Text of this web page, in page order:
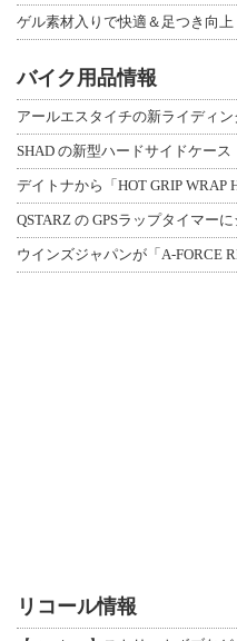
バイク用品情報
SHAD の新型ハードサイドケース
デイトナから「HOT GRIP
QSTARZ の GPSラップタイマー
ウインズジャパンが「A-FORCE
リコール情報